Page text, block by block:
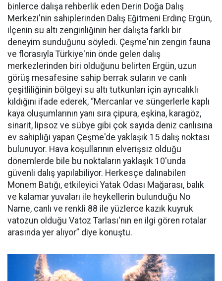
binlerce dalışa rehberlik eden Derin Doğa Dalış
Merkezi'nin sahiplerinden Dalış Eğitmeni Erdinç Ergün,
ilçenin su altı zenginliğinin her dalışta farklı bir
deneyim sunduğunu söyledi. Çeşme'nin zengin fauna
ve florasıyla Türkiye'nin önde gelen dalış
merkezlerinden biri olduğunu belirten Ergün, uzun
görüş mesafesine sahip berrak suların ve canlı
çeşitliliğinin bölgeyi su altı tutkunları için ayrıcalıklı
kıldığını ifade ederek, “Mercanlar ve süngerlerle kaplı
kaya oluşumlarının yanı sıra çipura, eşkina, karagöz,
sinarit, lipsoz ve sübye gibi çok sayıda deniz canlısına
ev sahipliği yapan Çeşme'de yaklaşık 15 dalış noktası
bulunuyor. Hava koşullarının elverişsiz olduğu
dönemlerde bile bu noktaların yaklaşık 10'unda
güvenli dalış yapılabiliyor. Herkesçe dalınabilen
Monem Batığı, etkileyici Yatak Odası Mağarası, balık
ve kalamar yuvaları ile heykellerin bulunduğu No
Name, canlı ve renkli 88 ile yüzlerce kazık kuyruk
vatozun olduğu Vatoz Tarlası'nın en ilgi gören rotalar
arasında yer alıyor” diye konuştu.